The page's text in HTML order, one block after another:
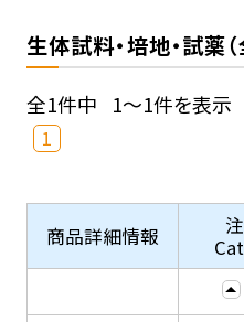
生体試料・培地・試薬（
全1件中 1～1件を表示
1
商品詳細情報